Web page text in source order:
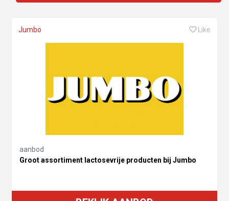
Jumbo Like
aanbod
Groot assortiment lactosevrije producten bij Jumbo